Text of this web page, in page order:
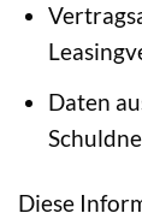
Daten
Diese